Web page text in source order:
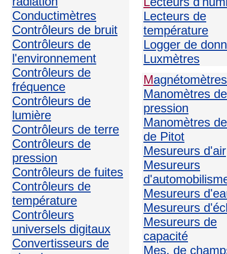
Conductimètres
Contrôleurs de bruit
Contrôleurs de
l'environnement
Contrôleurs de
fréquence
Contrôleurs de
lumière
Contrôleurs de terre
Contrôleurs de
pression
Contrôleurs de fuites
Contrôleurs de
température
Contrôleurs
universels digitaux
Convertisseurs de
Lecteurs de
température
Logger de
Luxmètres
Magnétomètres
Manomètres de
pression
Manomètres
de Pitot
Mesureurs d'air
Mesureurs
Mesureurs
Mesureurs
Mesureurs de
capacité
Mes. de